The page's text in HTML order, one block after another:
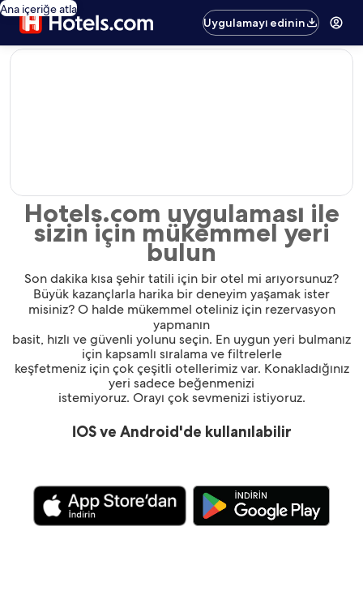
Ana içeriğe atla
Uygulamayı edinin
editorial
Hotels.com uygulaması ile
sizin için mükemmel yeri
bulun
Son dakika kısa şehir tatili için bir otel mi arıyorsunuz?
Büyük kazançlarla harika bir deneyim yaşamak ister
misiniz? O halde mükemmel oteliniz için rezervasyon
yapmanın
basit, hızlı ve güvenli yolunu seçin. En uygun yeri bulmanız
için kapsamlı sıralama ve filtrelerle
keşfetmeniz için çok çeşitli otellerimiz var. Konakladığınız
yeri sadece beğenmenizi
istemiyoruz. Orayı çok sevmenizi istiyoruz.
İOS ve Android'de kullanılabilir